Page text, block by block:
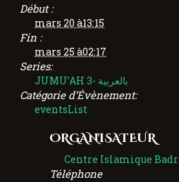
Début :
mars 20 à13:15
Fin :
mars 25 à02:17
Series:
JUMU’AH 3- بالعربية
Catégorie d’Évènement:
eventsList
ORGANISATEUR
Centre Islamique Badr
Téléphone